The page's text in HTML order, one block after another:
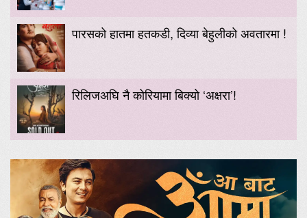
पारसको हातमा हतकडी, दिव्या बेहुलीको अवतारमा !
रिलिजअघि नै कोरियामा बिक्यो ‘अक्षरा’!